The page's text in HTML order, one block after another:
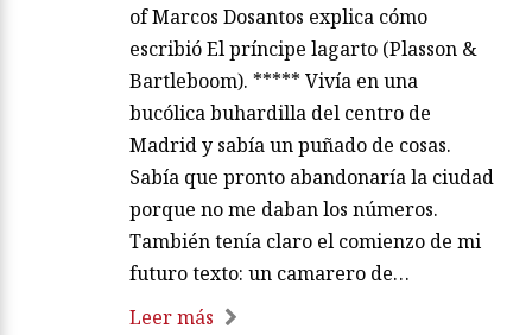
of Marcos Dosantos explica cómo
escribió El príncipe lagarto (Plasson &
Bartleboom). ***** Vivía en una
bucólica buhardilla del centro de
Madrid y sabía un puñado de cosas.
Sabía que pronto abandonaría la ciudad
porque no me daban los números.
También tenía claro el comienzo de mi
futuro texto: un camarero de…
Leer más